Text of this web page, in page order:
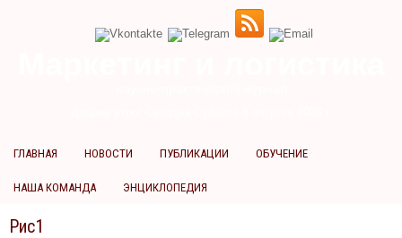
ГЛАВНАЯ НОВОСТИ ПУБЛИКАЦИИ ОБУЧЕНИЕ
НАША КОМАНДА ЭНЦИКЛОПЕДИЯ
Рис1